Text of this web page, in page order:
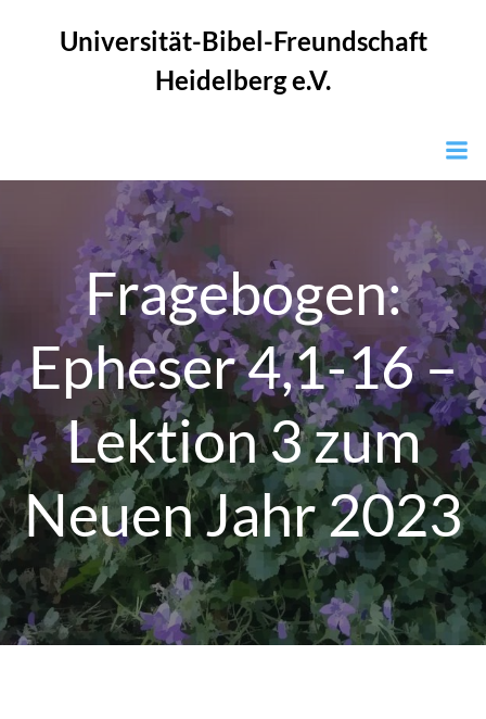
Inhalt
Universität-Bibel-Freundschaft
Heidelberg e.V.
Fragebogen:
Epheser 4,1-16 –
Lektion 3 zum
Neuen Jahr 2023